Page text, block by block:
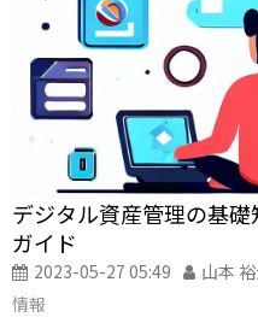
デジタル資産管理の基
ガイド
2023-05-27 05:49 山本
情報